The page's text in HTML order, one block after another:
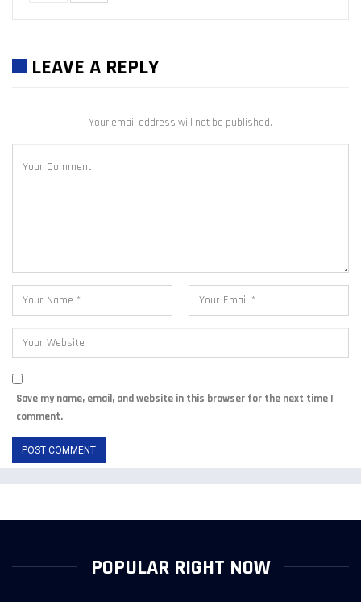
LEAVE A REPLY
Your email address will not be published.
Save my name, email, and website in this browser for the next time I
comment.
POPULAR RIGHT NOW